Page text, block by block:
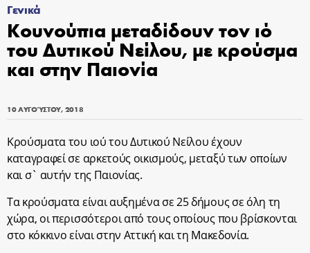
Γενικά
Κουνούπια μεταδίδουν τον ιό
του Δυτικού Νείλου, με κρούσμα
και στην Παιονία
10 ΑΥΓΟΎΣΤΟΥ, 2018
Κρούσματα του ιού του Δυτικού Νείλου έχουν
καταγραφεί σε αρκετούς οικισμούς, μεταξύ των οποίων
και σ` αυτήν της Παιονίας.
Τα κρούσματα είναι αυξημένα σε 25 δήμους σε όλη τη
χώρα, οι περισσότεροι από τους οποίους που βρίσκονται
στο κόκκινο είναι στην Αττική και τη Μακεδονία.